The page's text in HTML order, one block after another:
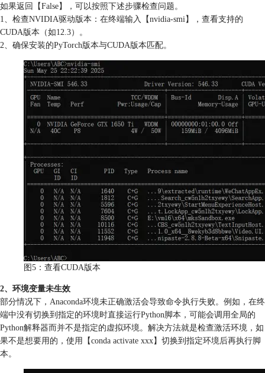
如果返回【False】，可以按照下述步骤检查问题。
1、检查NVIDIA驱动版本：在终端输入【nvidia-smi】，查看支持的
CUDA版本（如12.3）。
2、确保安装的PyTorch版本与CUDA版本匹配。
图5：查看CUDA版本
2、环境变量未生效
部分情况下，Anaconda环境未正确激活会导致命令执行失败。例如，在终
端中没有切换到指定的环境时直接运行Python脚本，可能会调用全局的
Python解释器而并不是指定的虚拟环境。解决方法就是检查激活环境，如
果不是想要用的，使用【conda activate xxx】切换到指定环境后再执行脚
本。